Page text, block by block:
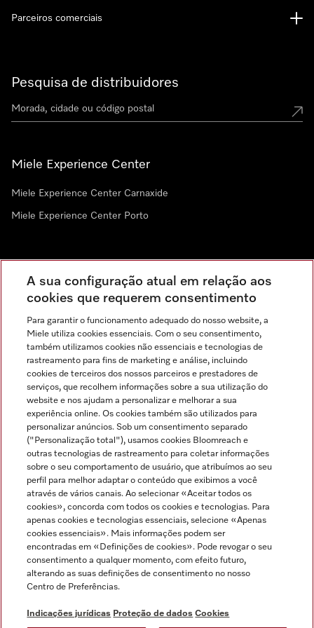
Pesquisa de distribuidores
Miele Experience Center
Miele Experience Center Carnaxide
Miele Experience Center Porto
Parceiros comerciais
Indicações jurídicas
Condições gerais
Proteção de dados
Condições de utilização
Canal de Ética
Formulário de livre resolução
Miele no Instagram
Miele no Facebook
Miele no Youtube
A sua configuração atual em relação aos
cookies que requerem consentimento
Para garantir o funcionamento adequado do nosso website, a
Miele utiliza cookies essenciais. Com o seu consentimento,
também utilizamos cookies não essenciais e tecnologias de
rastreamento para fins de marketing e análise, incluindo
cookies de terceiros dos nossos parceiros e prestadores de
serviços, que recolhem informações sobre a sua utilização do
website e nos ajudam a personalizar e melhorar a sua
experiência online. Os cookies também são utilizados para
personalizar anúncios. Sob um consentimento separado
("Personalização total"), usamos cookies Bloomreach e
outras tecnologias de rastreamento para coletar informações
sobre o seu comportamento de usuário, que atribuímos ao seu
perfil para melhor adaptar o conteúdo que exibimos a você
através de vários canais. Ao selecionar «Aceitar todos os
cookies», concorda com todos os cookies e tecnologias. Para
apenas cookies e tecnologias essenciais, selecione «Apenas
cookies essenciais». Mais informações podem ser
encontradas em «Definições de cookies». Pode revogar o seu
consentimento a qualquer momento, com efeito futuro,
alterando as suas definições de consentimento no nosso
Centro de Preferências.
Indicações jurídicas Proteção de dados Cookies